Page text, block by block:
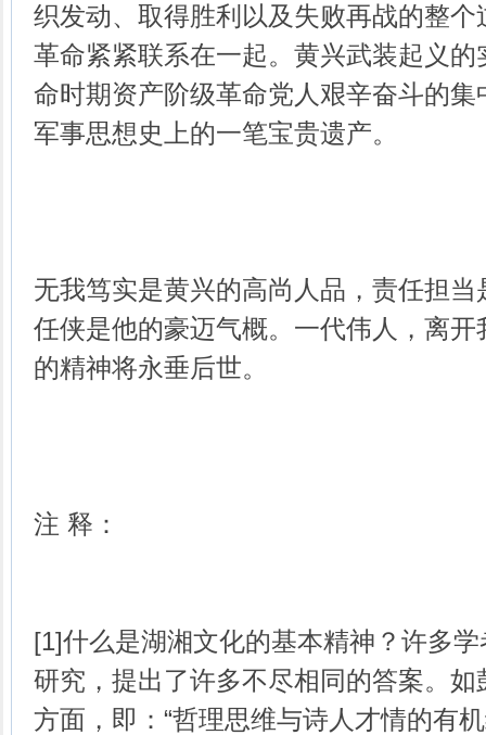
织发动、取得胜利以及失败再战的整
革命紧紧联系在一起。黄兴武装起义
命时期资产阶级革命党人艰辛奋斗的
军事思想史上的一笔宝贵遗产。
无我笃实是黄兴的高尚人品，责任担
任侠是他的豪迈气概。一代伟人，离
的精神将永垂后世。
注 释：
[1]什么是湖湘文化的基本精神？许多
研究，提出了许多不尽相同的答案。
方面，即：“哲理思维与诗人才情的有